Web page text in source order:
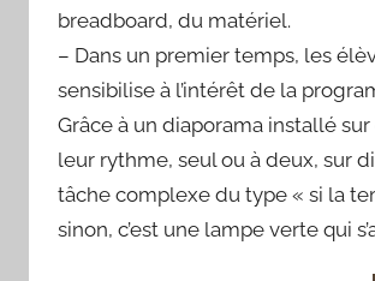
breadboard, du matériel.
– Dans un premier temps, les
sensibilise à l’intérêt de la
Grâce à un diaporama installé
leur rythme, seul ou à deux, sur
tâche complexe du type « si la
sinon, c’est une lampe verte qui